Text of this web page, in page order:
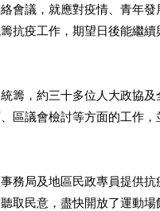
會議，就應對疫情、青年發
抗疫工作，期望日後能繼續
籌，約三十多位人大政協及
區議會檢討等方面的工作，
務局及地區民政專員提供抗
取民意，盡快開放了運動場